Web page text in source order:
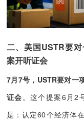
二、美国USTR要
案开听证会
7月7号，USTR要对一
证会 。这个提案6月2
是：认定60个经济体